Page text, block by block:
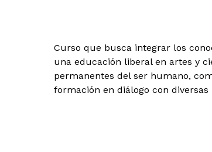
Curso que busca integrar los
una educación liberal en artes y
permanentes del ser humano,
formación en diálogo con diversas